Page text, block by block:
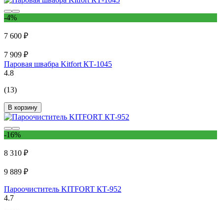
-4%
7 600 ₽
7 909 ₽
Паровая швабра Kitfort КТ-1045
4.8
(13)
В корзину
-16%
8 310 ₽
9 889 ₽
Пароочиститель KITFORT КТ-952
4.7